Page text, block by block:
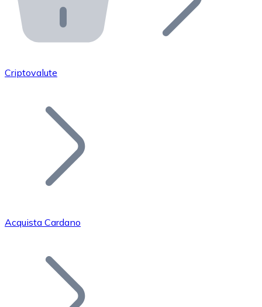
API Bitnovo
Integra la nostra API nel tuo ecosistema.
Unisciti alla nostra rete di rivenditori e
Aggiungi il token del tuo progetto al nostro servizio di
Bitcoin
Criptovalute
Acquista Cardano